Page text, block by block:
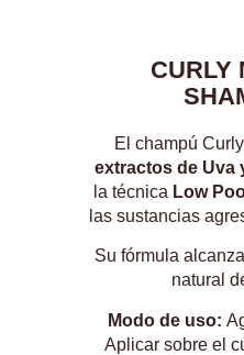
CURLY
El champú
extractos de Uva
la técnica Low
las sustancias
Su fórmula
natural
Modo de uso:
Aplicar sobre el